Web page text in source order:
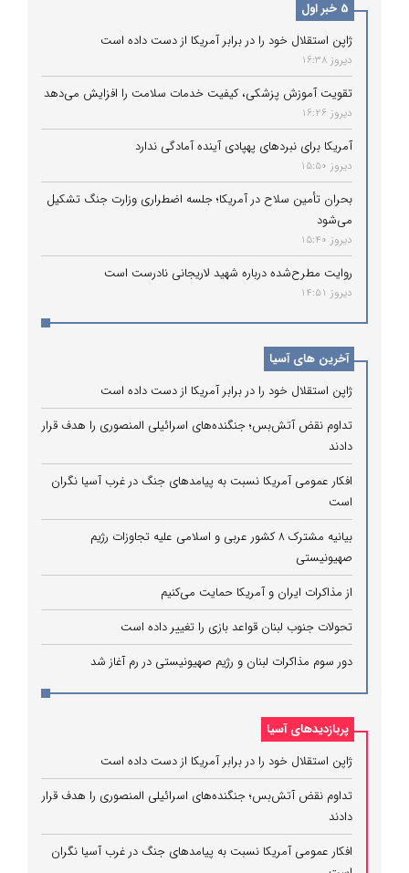
5 خبر اول
ژاپن استقلال خود را در برابر آمریکا از دست داده است
دیروز 16:38
تقویت آموزش پزشکی، کیفیت خدمات سلامت را افزایش می‌دهد
دیروز 16:26
آمریکا برای نبردهای پهپادی آینده آمادگی ندارد
دیروز 15:50
بحران تأمین سلاح در آمریکا؛ جلسه اضطراری وزارت جنگ تشکیل
می‌شود
دیروز 15:40
روایت مطرح‌شده درباره شهید لاریجانی نادرست است
دیروز 14:51
آخرین های آسیا
ژاپن استقلال خود را در برابر آمریکا از دست داده است
تداوم نقض آتش‌بس؛ جنگنده‌های اسرائیلی المنصوری را هدف قرار
دادند
افکار عمومی آمریکا نسبت به پیامدهای جنگ در غرب آسیا نگران
است
بیانیه مشترک ۸ کشور عربی و اسلامی علیه تجاوزات رژیم
صهیونیستی
از مذاکرات ایران و آمریکا حمایت می‌کنیم
تحولات جنوب لبنان قواعد بازی را تغییر داده است
دور سوم مذاکرات لبنان و رژیم صهیونیستی در رم آغاز شد
پربازدیدهای آسیا
ژاپن استقلال خود را در برابر آمریکا از دست داده است
تداوم نقض آتش‌بس؛ جنگنده‌های اسرائیلی المنصوری را هدف قرار
دادند
افکار عمومی آمریکا نسبت به پیامدهای جنگ در غرب آسیا نگران